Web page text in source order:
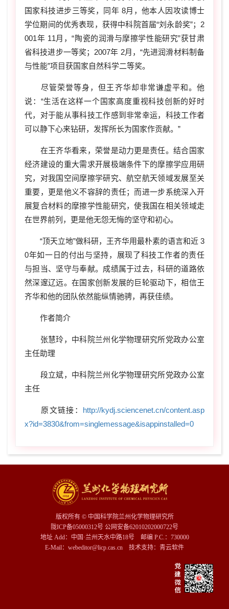
国家科技进步三等奖，同年 8月，他本人因攻读博士
学位期间的优秀表现，获得中科院首届“刘永龄奖”；2
001年 11月，“陶瓷的润滑与摩擦学性能研究”获甘肃
省科技进步一等奖；2007年 2月，“先进润滑材料制备
与性能”项目获国家自然科学二等奖。
尽管荣誉等身，但王齐华却非常谦虚平和。他
说：“生活在这样一个国家高度重视科技创新的好时
代，对于能从事科技工作感到非常幸运，科技工作者
可以静下心来钻研，发挥所长为国家作贡献。”
在王齐华看来，荣誉是动力更是责任。结合国家
经济建设的重大需求开展极端条件下的摩擦学应用研
究，对我国空间摩擦学研究、航空航天领域发展至关
重要，更是他义不容辞的责任；而进一步系统深入开
展复合材料的摩擦学性能研究，使我国在相关领域走
在世界前列，更是他无怨无悔的坚守和初心。
“顶天立地”做科研，王齐华用最朴素的语言和近 3
0年如一日的付出与坚持，展现了科技工作者的责任
与担当、坚守与奉献。成绩属于过去，科研的道路依
然深邃辽远。在国家创新发展的巨轮驱动下，相信王
齐华和他的团队依然能纵情驰骋，再获佳绩。
作者简介
张慧玲，中科院兰州化学物理研究所党政办公室
主任助理
段立斌，中科院兰州化学物理研究所党政办公室
主任
原文链接： http://kydj.sciencenet.cn/content.asp
x?id=3830&from=singlemessage&isappinstalled=0
版权所有 © 中国科学院兰州化学物理研究所
陇ICP备05000312号 公网安备62010202000722号
地址 Add：中国·兰州天水中路18号 邮编 P.C.：730000
E-Mail：webeditor@licp.cas.cn 技术支持： 青云软件